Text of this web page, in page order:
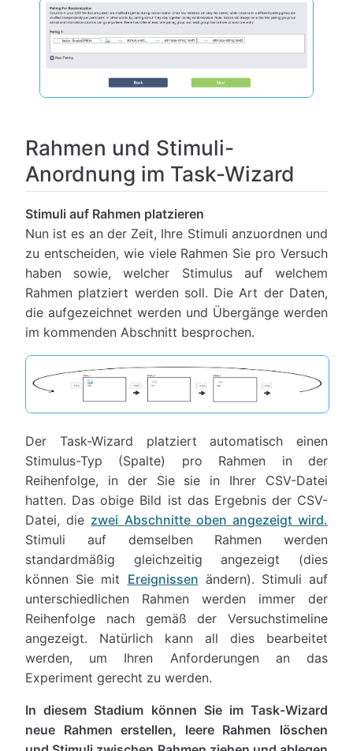
Rahmen und Stimuli-
Anordnung im Task-Wizard
Stimuli auf Rahmen platzieren
Nun ist es an der Zeit, Ihre Stimuli anzuordnen und
zu entscheiden, wie viele Rahmen Sie pro Versuch
haben sowie, welcher Stimulus auf welchem
Rahmen platziert werden soll. Die Art der Daten,
die aufgezeichnet werden und Übergänge werden
im kommenden Abschnitt besprochen.
Der Task-Wizard platziert automatisch einen
Stimulus-Typ (Spalte) pro Rahmen in der
Reihenfolge, in der Sie sie in Ihrer CSV-Datei
hatten. Das obige Bild ist das Ergebnis der CSV-
Datei, die zwei Abschnitte oben angezeigt wird.
Stimuli auf demselben Rahmen werden
standardmäßig gleichzeitig angezeigt (dies
können Sie mit Ereignissen ändern). Stimuli auf
unterschiedlichen Rahmen werden immer der
Reihenfolge nach gemäß der Versuchstimeline
angezeigt. Natürlich kann all dies bearbeitet
werden, um Ihren Anforderungen an das
Experiment gerecht zu werden.
In diesem Stadium können Sie im Task-Wizard
neue Rahmen erstellen, leere Rahmen löschen